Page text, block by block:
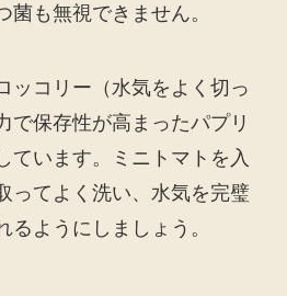
菌も無視できません。
ッコリー（水気をよく切っ
で保存性が高まったパプリ
ています。ミニトマトを入
ってよく洗い、水気を完璧
るようにしましょう。